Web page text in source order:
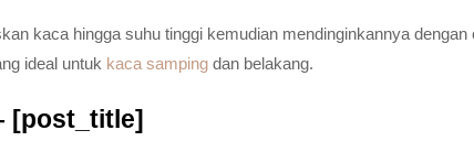
kaca hingga suhu tinggi kemudian mendinginkannya
ideal untuk kaca samping dan belakang.
[post_title]